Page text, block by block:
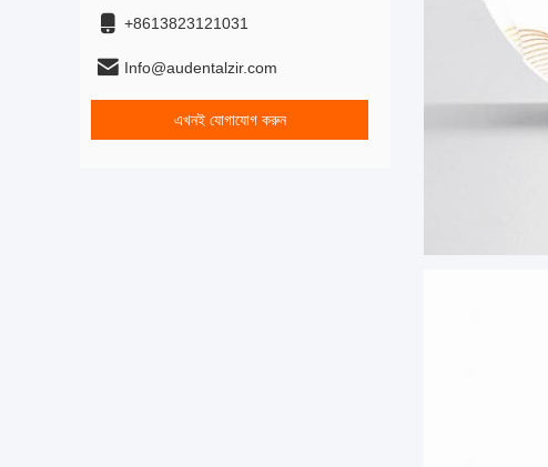
+8613823121031
Info@audentalzir.com
এখনই যোগাযোগ করুন